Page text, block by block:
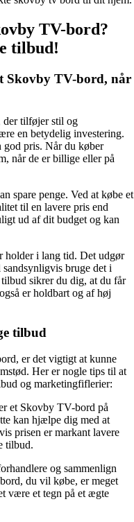
TV-bord?
tilbud!
Skovby TV-bord, når
der tilføjer stil og
en betydelig investering.
god pris. Når du køber
når de er billige eller på
spare penge. Ved at købe et
til en lavere pris end
ud af dit budget og kan
holder i lang tid. Det udgør
bruge det i
sikrer du dig, at du får
er holdbart og af høj
tilbud
er det vigtigt at kunne
Her er nogle tips til at
og marketingfiflerier:
et Skovby TV-bord på
kan hjælpe dig med at
prisen er markant lavere
tilbud.
og sammenlign
du vil købe, er meget
være et tegn på et ægte